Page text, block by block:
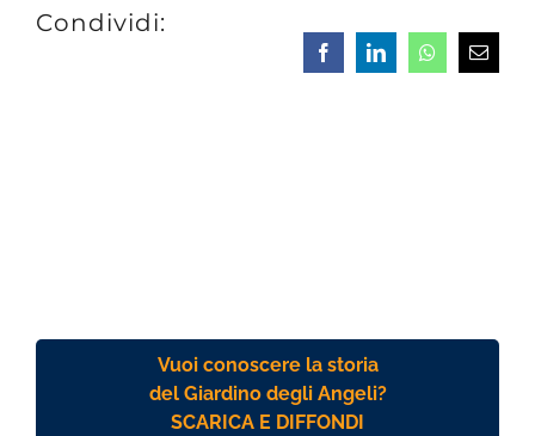
Condividi:
FacebookLinkedInWhatsappEmail
Vuoi conoscere la storia
del Giardino degli Angeli?
SCARICA E DIFFONDI